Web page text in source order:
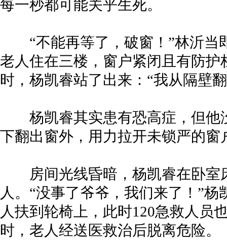
每一秒都可能关乎生死。
“不能再等了，破窗！”林沂当
老人住在三楼，窗户紧闭且有防
时，杨凯睿站了出来：“我从隔壁
杨凯睿其实患有恐高症，但他
下翻出窗外，用力拉开未锁严的窗
房间光线昏暗，杨凯睿在卧室
人。“没事了爷爷，我们来了！”
人扶到轮椅上，此时120急救人员
时，老人经送医救治后脱离危险。